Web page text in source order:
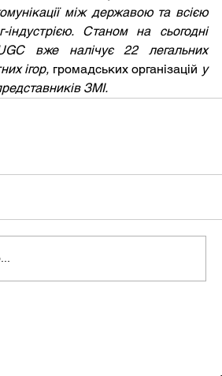
між державою та всією
індустрією. Станом на сьогодні
вже налічує 22 легальних
ігор, громадських організацій у
ЗМІ.